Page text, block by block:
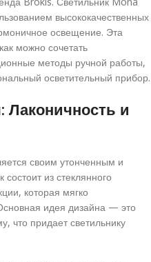
высококачественных
освещение. Эта
можно сочетать
методы ручной работы,
осветительный прибор.
и
своим утонченным и
из стеклянного
которая мягко
идея дизайна — это
что придает светильнику